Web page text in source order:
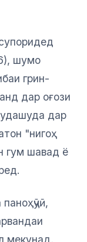
шумо
грин-
дар оғози
дар
"нигоҳ
гум шавад ё
мекунад,